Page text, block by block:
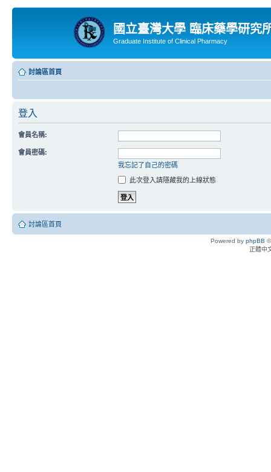
國立臺灣大學 臨床藥學研究
Graduate Institute of Clinical Pharmacy
討論區首頁
登入
會員名稱:
會員密碼:
我忘記了自己的密碼
此次登入請隱藏我的上線狀態
討論區首頁
Powered by phpBB
正體中